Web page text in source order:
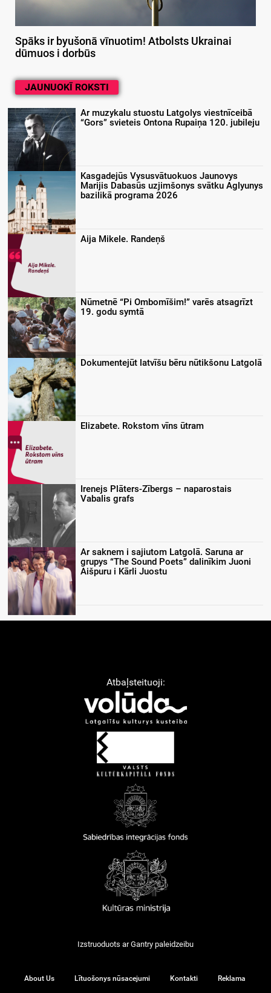
Spāks ir byušonā vīnuotim! Atbolsts Ukrainai
dūmuos i dorbūs
JAUNUOKĪ ROKSTI
Ar muzykalu stuostu Latgolys viestnīceibā
“Gors” svieteis Ontona Rupaiņa 120. jubileju
Kasgadejūs Vysusvātuokuos Jaunovys
Marijis Dabasūs uzjimšonys svātku Aglyunys
bazilikā programa 2026
Aija Mikele. Randeņš
Nūmetnē “Pi Ombomīšim!” varēs atsagrīzt
19. godu symtā
Dokumentejūt latvīšu bēru nūtikšonu Latgolā
Elizabete. Rokstom vīns ūtram
Irenejs Plāters-Zībergs – naparostais
Vabalis grafs
Ar saknem i sajiutom Latgolā. Saruna ar
grupys “The Sound Poets” dalinīkim Juoni
Aišpuru i Kārli Juostu
Atbaļsteituoji:
Izstruoduots arGantry paleidzeibu
About Us Lītuošonys nūsacejumi Kontakti Reklama